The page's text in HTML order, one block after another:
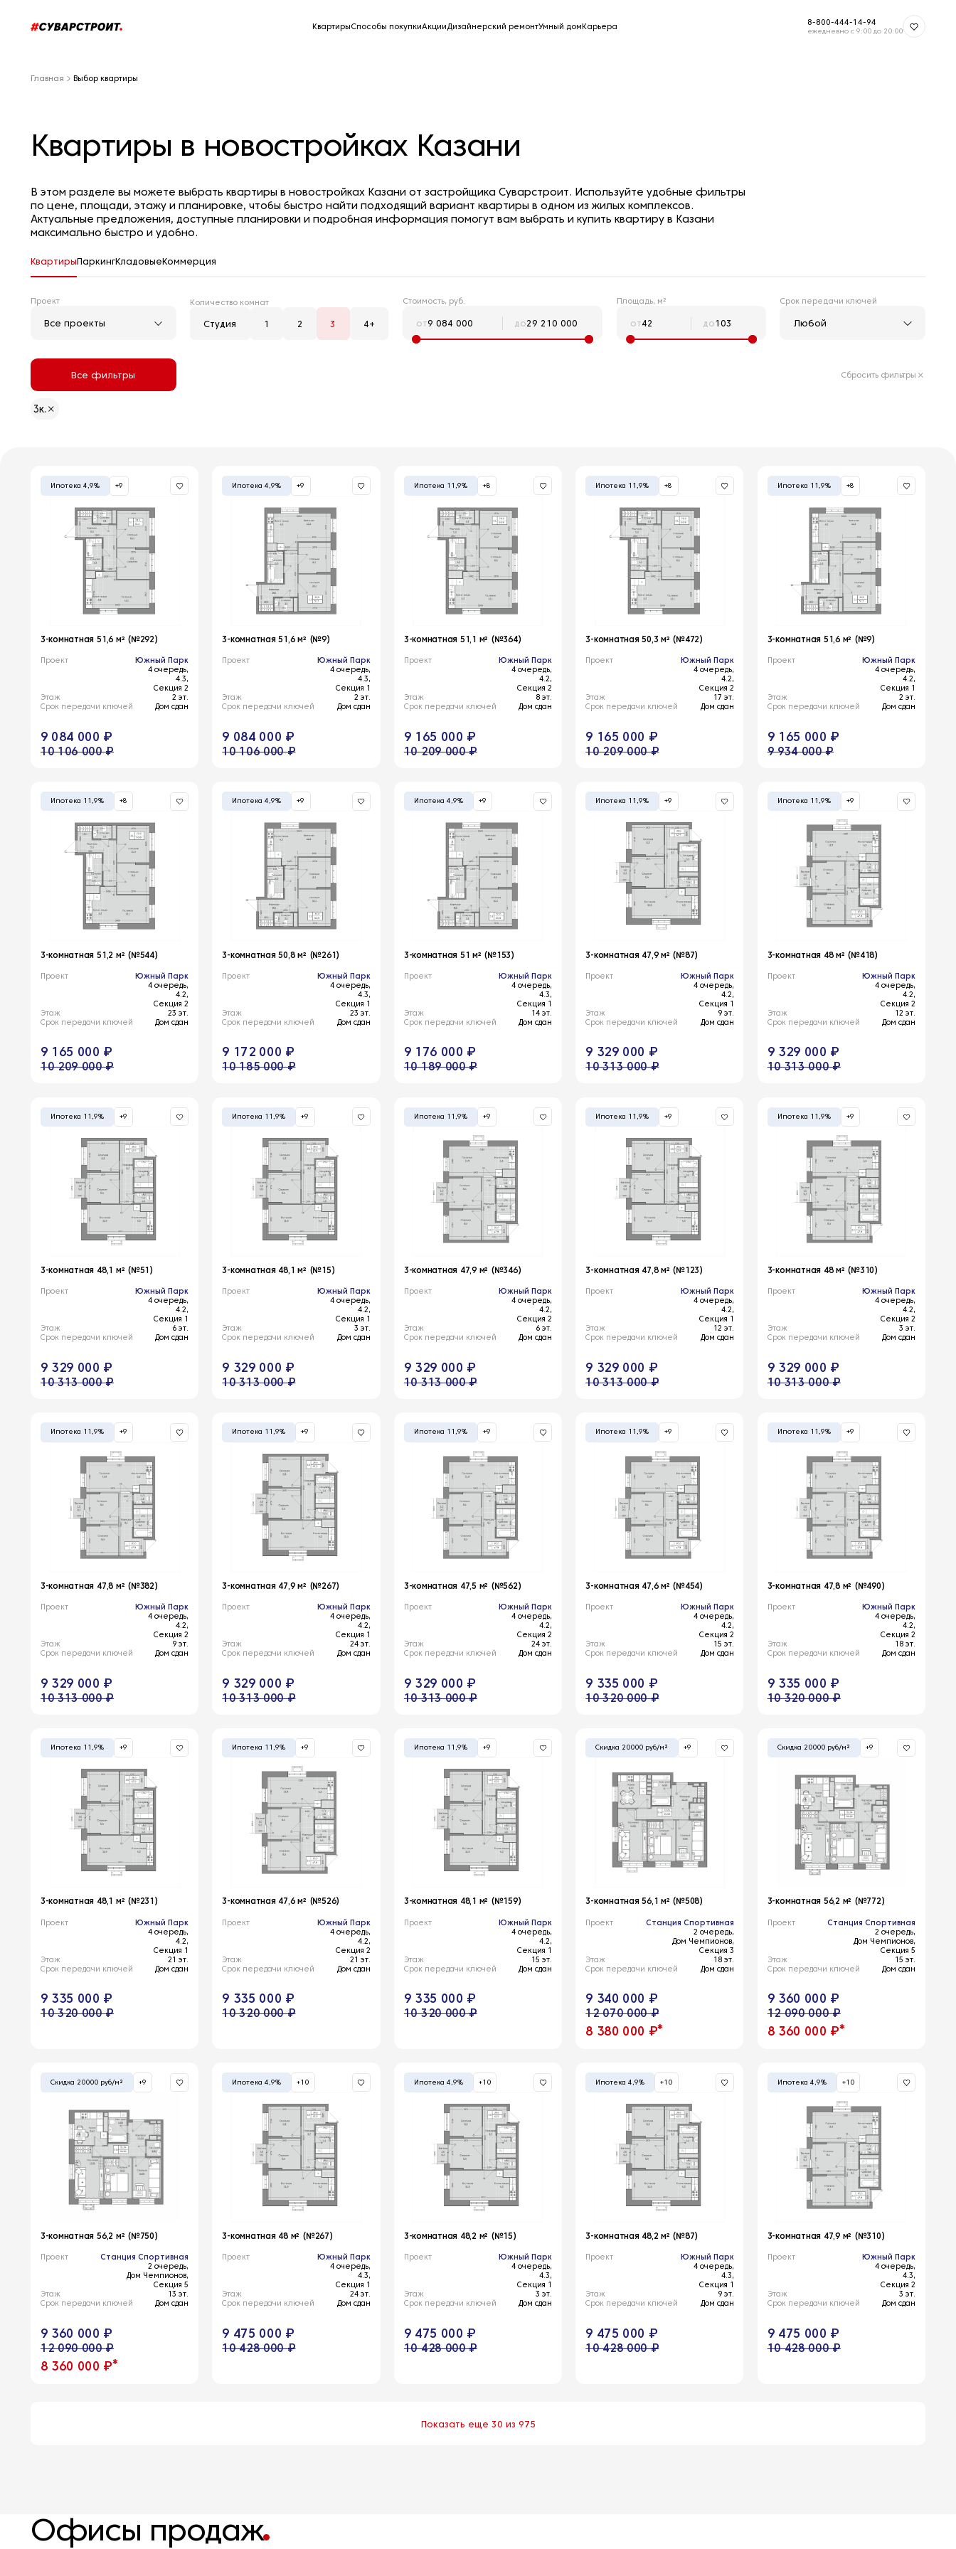
КвартирыСпособы покупкиАкцииДизайнерский ремонтУмный домКарьера 8-800-444-14-94
ежедневно с 9:00 до 20:00
Главная Выбор квартиры
Квартиры в новостройках Казани
В этом разделе вы можете выбрать квартиры в новостройках Казани от застройщика Суварстроит. Используйте удобные фильтры
по цене, площади, этажу и планировке, чтобы быстро найти подходящий вариант квартиры в одном из жилых комплексов.
Актуальные предложения, доступные планировки и подробная информация помогут вам выбрать и купить квартиру в Казани
максимально быстро и удобно.
КвартирыПаркингКладовыеКоммерция
Проект
Все проекты
Количество комнат
Студия 1 2 3 4+
Стоимость, руб.
от до
Площадь, м²
от до
Срок передачи ключей
Любой
Все фильтры Сбросить фильтры
3к.
Ипотека 4,9% +9
3-комнатная 51,6 м² (№292)
Проект
Южный Парк
4 очередь,
4.3,
Секция 2
Этаж
2 эт.
Срок передачи ключей
Дом сдан
9 084 000 ₽
10 106 000 ₽
Ипотека 4,9% +9
3-комнатная 51,6 м² (№9)
Проект
Южный Парк
4 очередь,
4.3,
Секция 1
Этаж
2 эт.
Срок передачи ключей
Дом сдан
9 084 000 ₽
10 106 000 ₽
Ипотека 11,9% +8
3-комнатная 51,1 м² (№364)
Проект
Южный Парк
4 очередь,
4.2,
Секция 2
Этаж
8 эт.
Срок передачи ключей
Дом сдан
9 165 000 ₽
10 209 000 ₽
Ипотека 11,9% +8
3-комнатная 50,3 м² (№472)
Проект
Южный Парк
4 очередь,
4.2,
Секция 2
Этаж
17 эт.
Срок передачи ключей
Дом сдан
9 165 000 ₽
10 209 000 ₽
Ипотека 11,9% +8
3-комнатная 51,6 м² (№9)
Проект
Южный Парк
4 очередь,
4.2,
Секция 1
Этаж
2 эт.
Срок передачи ключей
Дом сдан
9 165 000 ₽
9 934 000 ₽
Ипотека 11,9% +8
3-комнатная 51,2 м² (№544)
Проект
Южный Парк
4 очередь,
4.2,
Секция 2
Этаж
23 эт.
Срок передачи ключей
Дом сдан
9 165 000 ₽
10 209 000 ₽
Ипотека 4,9% +9
3-комнатная 50,8 м² (№261)
Проект
Южный Парк
4 очередь,
4.3,
Секция 1
Этаж
23 эт.
Срок передачи ключей
Дом сдан
9 172 000 ₽
10 185 000 ₽
Ипотека 4,9% +9
3-комнатная 51 м² (№153)
Проект
Южный Парк
4 очередь,
4.3,
Секция 1
Этаж
14 эт.
Срок передачи ключей
Дом сдан
9 176 000 ₽
10 189 000 ₽
Ипотека 11,9% +9
3-комнатная 47,9 м² (№87)
Проект
Южный Парк
4 очередь,
4.2,
Секция 1
Этаж
9 эт.
Срок передачи ключей
Дом сдан
9 329 000 ₽
10 313 000 ₽
Ипотека 11,9% +9
3-комнатная 48 м² (№418)
Проект
Южный Парк
4 очередь,
4.2,
Секция 2
Этаж
12 эт.
Срок передачи ключей
Дом сдан
9 329 000 ₽
10 313 000 ₽
Ипотека 11,9% +9
3-комнатная 48,1 м² (№51)
Проект
Южный Парк
4 очередь,
4.2,
Секция 1
Этаж
6 эт.
Срок передачи ключей
Дом сдан
9 329 000 ₽
10 313 000 ₽
Ипотека 11,9% +9
3-комнатная 48,1 м² (№15)
Проект
Южный Парк
4 очередь,
4.2,
Секция 1
Этаж
3 эт.
Срок передачи ключей
Дом сдан
9 329 000 ₽
10 313 000 ₽
Ипотека 11,9% +9
3-комнатная 47,9 м² (№346)
Проект
Южный Парк
4 очередь,
4.2,
Секция 2
Этаж
6 эт.
Срок передачи ключей
Дом сдан
9 329 000 ₽
10 313 000 ₽
Ипотека 11,9% +9
3-комнатная 47,8 м² (№123)
Проект
Южный Парк
4 очередь,
4.2,
Секция 1
Этаж
12 эт.
Срок передачи ключей
Дом сдан
9 329 000 ₽
10 313 000 ₽
Ипотека 11,9% +9
3-комнатная 48 м² (№310)
Проект
Южный Парк
4 очередь,
4.2,
Секция 2
Этаж
3 эт.
Срок передачи ключей
Дом сдан
9 329 000 ₽
10 313 000 ₽
Ипотека 11,9% +9
3-комнатная 47,8 м² (№382)
Проект
Южный Парк
4 очередь,
4.2,
Секция 2
Этаж
9 эт.
Срок передачи ключей
Дом сдан
9 329 000 ₽
10 313 000 ₽
Ипотека 11,9% +9
3-комнатная 47,9 м² (№267)
Проект
Южный Парк
4 очередь,
4.2,
Секция 1
Этаж
24 эт.
Срок передачи ключей
Дом сдан
9 329 000 ₽
10 313 000 ₽
Ипотека 11,9% +9
3-комнатная 47,5 м² (№562)
Проект
Южный Парк
4 очередь,
4.2,
Секция 2
Этаж
24 эт.
Срок передачи ключей
Дом сдан
9 329 000 ₽
10 313 000 ₽
Ипотека 11,9% +9
3-комнатная 47,6 м² (№454)
Проект
Южный Парк
4 очередь,
4.2,
Секция 2
Этаж
15 эт.
Срок передачи ключей
Дом сдан
9 335 000 ₽
10 320 000 ₽
Ипотека 11,9% +9
3-комнатная 47,8 м² (№490)
Проект
Южный Парк
4 очередь,
4.2,
Секция 2
Этаж
18 эт.
Срок передачи ключей
Дом сдан
9 335 000 ₽
10 320 000 ₽
Ипотека 11,9% +9
3-комнатная 48,1 м² (№231)
Проект
Южный Парк
4 очередь,
4.2,
Секция 1
Этаж
21 эт.
Срок передачи ключей
Дом сдан
9 335 000 ₽
10 320 000 ₽
Ипотека 11,9% +9
3-комнатная 47,6 м² (№526)
Проект
Южный Парк
4 очередь,
4.2,
Секция 2
Этаж
21 эт.
Срок передачи ключей
Дом сдан
9 335 000 ₽
10 320 000 ₽
Ипотека 11,9% +9
3-комнатная 48,1 м² (№159)
Проект
Южный Парк
4 очередь,
4.2,
Секция 1
Этаж
15 эт.
Срок передачи ключей
Дом сдан
9 335 000 ₽
10 320 000 ₽
Скидка 20000 руб/м² +9
3-комнатная 56,1 м² (№508)
Проект
Станция Спортивная
2 очередь,
Дом Чемпионов,
Секция 3
Этаж
18 эт.
Срок передачи ключей
Дом сдан
9 340 000 ₽
12 070 000 ₽
8 380 000 ₽*
Скидка 20000 руб/м² +9
3-комнатная 56,2 м² (№772)
Проект
Станция Спортивная
2 очередь,
Дом Чемпионов,
Секция 5
Этаж
15 эт.
Срок передачи ключей
Дом сдан
9 360 000 ₽
12 090 000 ₽
8 360 000 ₽*
Скидка 20000 руб/м² +9
3-комнатная 56,2 м² (№750)
Проект
Станция Спортивная
2 очередь,
Дом Чемпионов,
Секция 5
Этаж
13 эт.
Срок передачи ключей
Дом сдан
9 360 000 ₽
12 090 000 ₽
8 360 000 ₽*
Ипотека 4,9% +10
3-комнатная 48 м² (№267)
Проект
Южный Парк
4 очередь,
4.3,
Секция 1
Этаж
24 эт.
Срок передачи ключей
Дом сдан
9 475 000 ₽
10 428 000 ₽
Ипотека 4,9% +10
3-комнатная 48,2 м² (№15)
Проект
Южный Парк
4 очередь,
4.3,
Секция 1
Этаж
3 эт.
Срок передачи ключей
Дом сдан
9 475 000 ₽
10 428 000 ₽
Ипотека 4,9% +10
3-комнатная 48,2 м² (№87)
Проект
Южный Парк
4 очередь,
4.3,
Секция 1
Этаж
9 эт.
Срок передачи ключей
Дом сдан
9 475 000 ₽
10 428 000 ₽
Ипотека 4,9% +10
3-комнатная 47,9 м² (№310)
Проект
Южный Парк
4 очередь,
4.3,
Секция 2
Этаж
3 эт.
Срок передачи ключей
Дом сдан
9 475 000 ₽
10 428 000 ₽
Показать еще 30 из 975
Офисы продаж